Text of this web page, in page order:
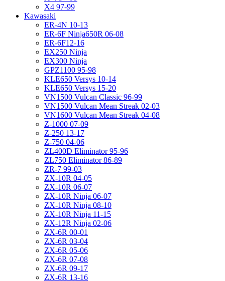
X4 97-99
Kawasaki
ER-4N 10-13
ER-6F Ninja650R 06-08
ER-6F12-16
EX250 Ninja
EX300 Ninja
GPZ1100 95-98
KLE650 Versys 10-14
KLE650 Versys 15-20
VN1500 Vulcan Classic 96-99
VN1500 Vulcan Mean Streak 02-03
VN1600 Vulcan Mean Streak 04-08
Z-1000 07-09
Z-250 13-17
Z-750 04-06
ZL400D Eliminator 95-96
ZL750 Eliminator 86-89
ZR-7 99-03
ZX-10R 04-05
ZX-10R 06-07
ZX-10R Ninja 06-07
ZX-10R Ninja 08-10
ZX-10R Ninja 11-15
ZX-12R Ninja 02-06
ZX-6R 00-01
ZX-6R 03-04
ZX-6R 05-06
ZX-6R 07-08
ZX-6R 09-17
ZX-6R 13-16